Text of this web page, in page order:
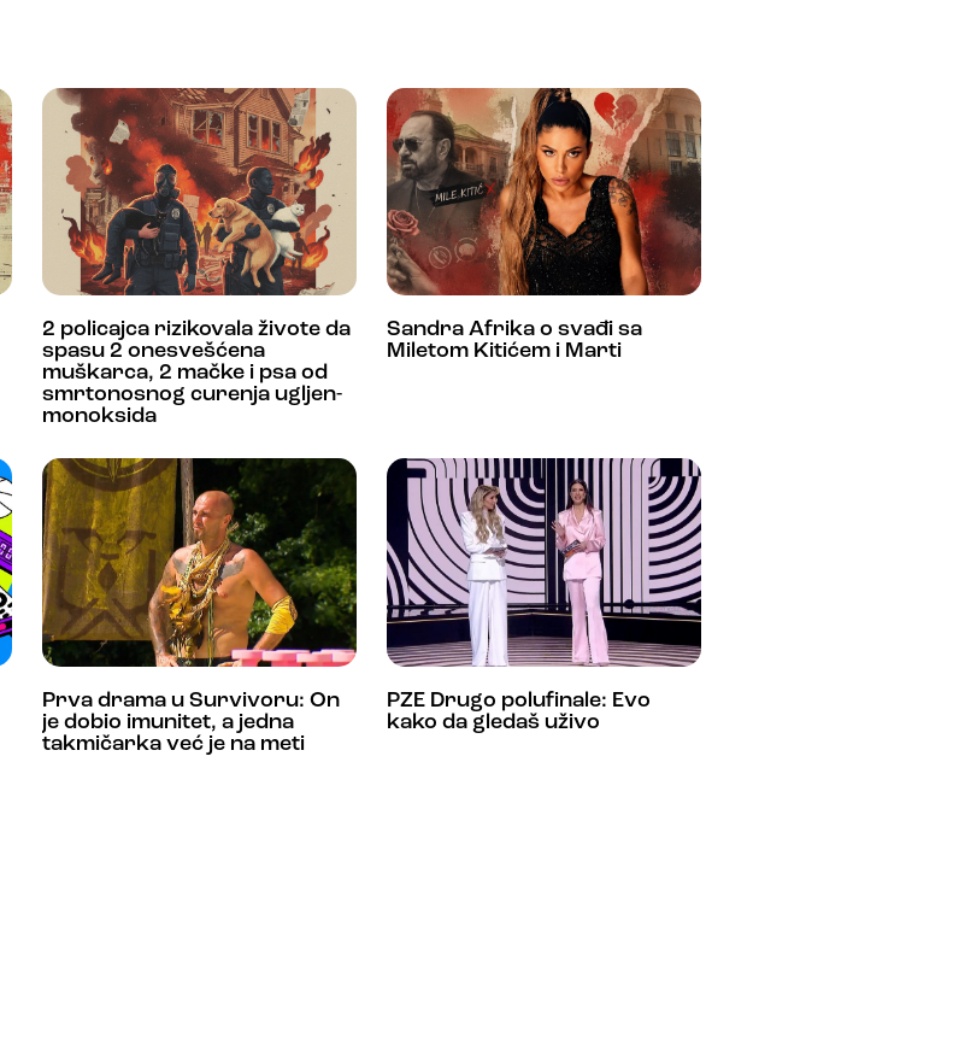
2 policajca rizikovala živote da
spasu 2 onesvešćena
muškarca, 2 mačke i psa od
smrtonosnog curenja ugljen-
monoksida
Sandra Afrika o svađi sa
Miletom Kitićem i Marti
Prva drama u Survivoru: On
je dobio imunitet, a jedna
takmičarka već je na meti
PZE Drugo polufinale: Evo
kako da gledaš uživo